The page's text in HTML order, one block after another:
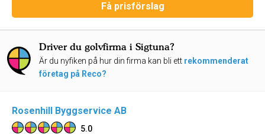
Få prisförslag
Driver du golvfirma i Sigtuna?
Är du nyfiken på hur din firma kan bli ett rekommenderat
företag på Reco?
Rosenhill Byggservice AB
5.0